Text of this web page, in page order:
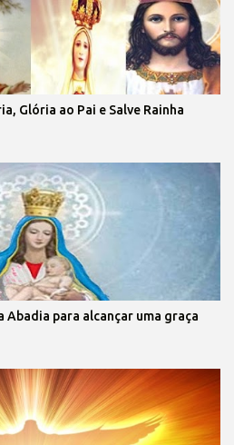
Glória ao Pai e Salve Rainha
Abadia para alcançar uma graça